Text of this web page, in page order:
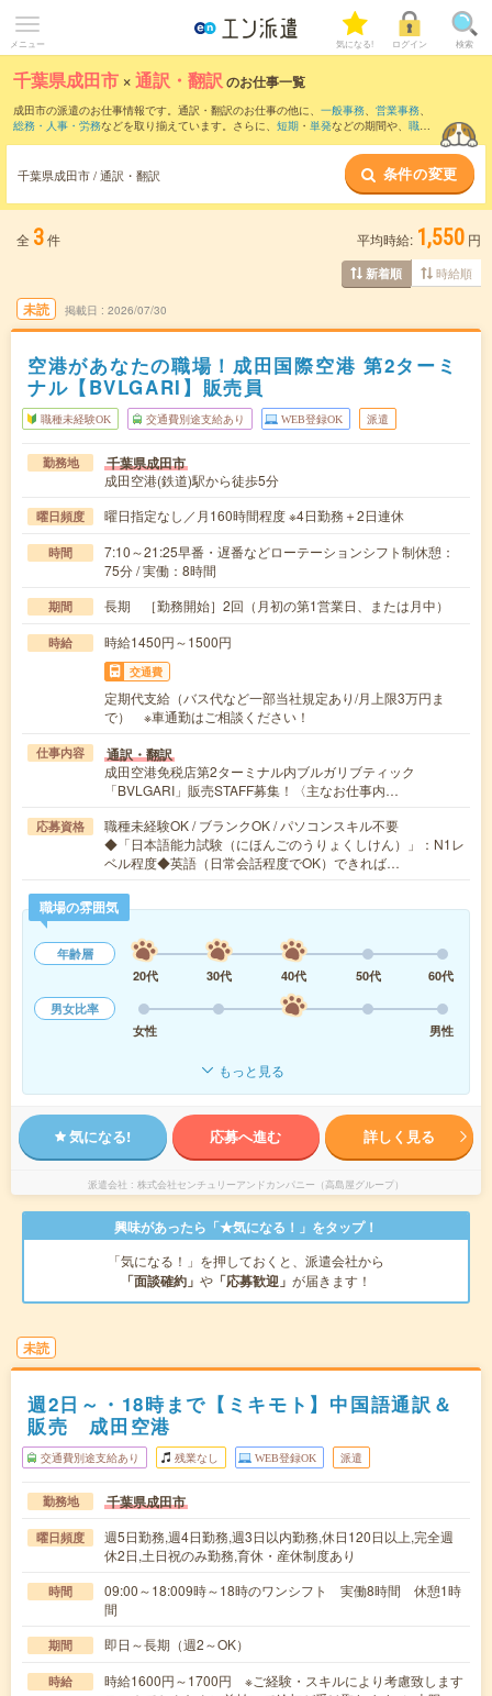
メニュー 気になる! ログイン 検索
千葉県成田市 ×通訳・翻訳のお仕事一覧
成田市の派遣のお仕事情報です。通訳・翻訳のお仕事の他に、 一般事務、 営業事務、
総務・人事・労務などを取り揃えています。さらに、 短期 ・ 単発などの期間や、 職種
千葉県成田市 / 通訳・翻訳 条件の変更
全 3件 平均時給: 1,550 円
新着順 時給順
未読 掲載日 2026/07/30
空港があなたの職場！成田国際空港 第2ターミ
ナル【BVLGARI】販売員
職種未経験OK 交通費別途支給あり WEB登録OK 派遣
勤務地 千葉県成田市
成田空港(鉄道)駅から徒歩5分
曜日頻度 曜日指定なし／月160時間程度 ※4日勤務＋2日連休
時間
7:10～21:25早番・遅番などローテーションシフト制休憩：
75分 / 実働：8時間
期間 長期 ［勤務開始］2回（月初の第1営業日、または月中）
時給 時給1450円～1500円
交通費
定期代支給（バス代など一部当社規定あり/月上限3万円ま
で） ※車通勤はご相談ください！
仕事内容 通訳・翻訳
成田空港免税店第2ターミナル内ブルガリブティック
「BVLGARI」販売STAFF募集！〈主なお仕事内…
応募資格
職種未経験OK / ブランクOK / パソコンスキル不要
◆「日本語能力試験（にほんごのうりょくしけん）」：N1レ
ベル程度◆英語（日常会話程度でOK）できれば…
職場の雰囲気
年齢層
20代
30代 40代 50代
60代
男女比率
女性
男性
もっと見る
気になる! 応募へ進む 詳しく見る
派遣会社 株式会社センチュリーアンドカンパニー（高島屋グループ）
興味があったら「★気になる！」をタップ！
「気になる！」を押しておくと、派遣会社から
「面談確約」 や 「応募歓迎」 が届きます！
未読
週2日～・18時まで【ミキモト】中国語通訳＆
販売 成田空港
交通費別途支給あり 残業なし WEB登録OK 派遣
勤務地 千葉県成田市
曜日頻度
週5日勤務,週4日勤務,週3日以内勤務,休日120日以上,完全週
休2日,土日祝のみ勤務,育休・産休制度あり
時間
09:00～18:009時～18時のワンシフト 実働8時間 休憩1時
間
期間 即日～長期（週2～OK）
時給
時給1600円～1700円 ※ご経験・スキルにより考慮致します